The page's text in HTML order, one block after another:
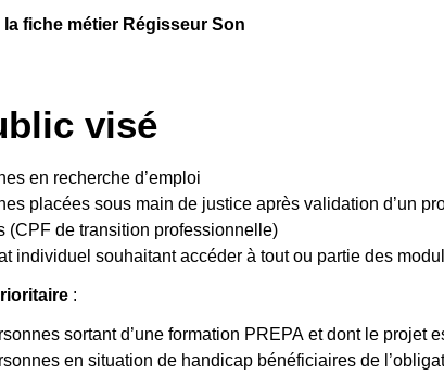
la fiche métier Régisseur Son
visé
en recherche d’emploi
placées sous main de justice après validation d’un
(CPF de transition professionnelle)
individuel souhaitant accéder à tout ou partie des
:
sortant d’une formation PREPA et dont le projet
en situation de handicap bénéficiaires de